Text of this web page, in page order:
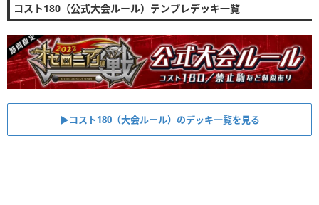
コスト180（公式大会ルール）テンプレデッキ一覧
▶︎コスト180（大会ルール）のデッキ一覧を見る